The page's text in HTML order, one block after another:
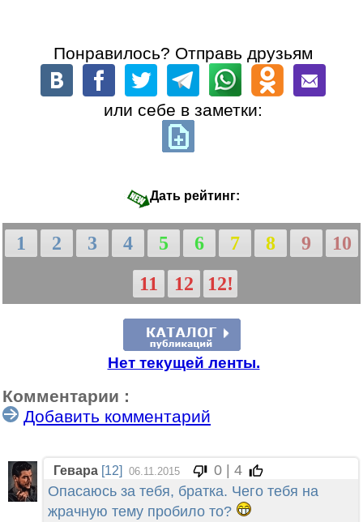
Понравилось? Отправь друзьям
или себе в заметки:
Дать рейтинг:
1 2 3 4 5 6 7 8 9
10
11
12 12!
Нет текущей ленты.
Комментарии :
Добавить комментарий
Гевара [12] 06.11.2015
0 | 4
Опасаюсь за тебя, братка. Чего тебя на
жрачную тему пробило то?